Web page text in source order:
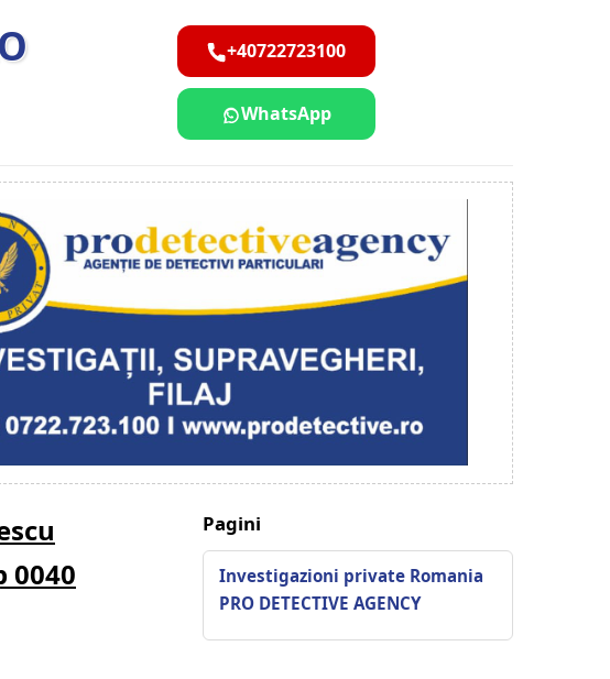
+40722723100
WhatsApp
0040
Pagini
Investigazioni private Romania
PRO DETECTIVE AGENCY